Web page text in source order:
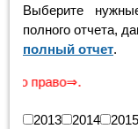
Выберите
полного отчета,
полный отчет.
2013 2014 2015